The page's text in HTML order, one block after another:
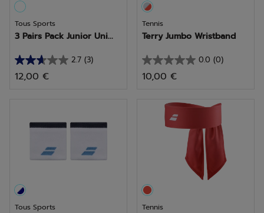
Tous Sports
3 Pairs Pack Junior Uni...
2.7 (3)
2.7
sur
12,00 €
Tennis
Terry Jumbo Wristband
0.0 (0)
0.0
sur
étoiles.
10,00 €
Tous Sports Tennis